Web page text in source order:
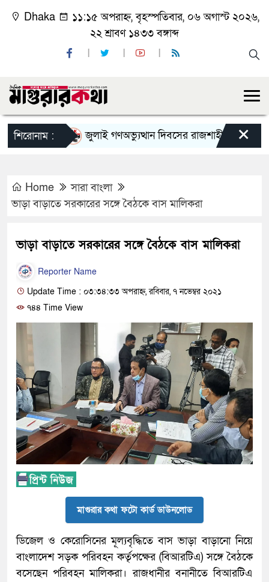
Dhaka
১১:১৫ অপরাহ্ন, বৃহস্পতিবার, ০৬ অগাস্ট ২০২৬,
২২ শ্রাবণ ১৪৩৩ বঙ্গাব্দ
শিরোনাম : জুলাই গণঅভ্যুত্থান দিবসের রাজশাহী মহানগর×
Home
সারা বাংলা
ভাড়া বাড়াতে সরকারের সঙ্গে বৈঠকে বাস মালিকরা
ভাড়া বাড়াতে সরকারের সঙ্গে বৈঠকে বাস মালিকরা
Reporter Name
Update Time : ০৩:৩৪:৩৩ অপরাহ্ন, রবিবার, ৭ নভেম্বর ২০২১
৭৪৪ Time View
মাগুরার কথা ফটো কার্ড ডাউনলোড
ডিজেল ও কেরোসিনের মূল্যবৃদ্ধিতে বাস ভাড়া বাড়ানো নিয়ে
বাংলাদেশ সড়ক পরিবহন কর্তৃপক্ষের (বিআরটিএ) সঙ্গে বৈঠকে
বসেছেন পরিবহন মালিকরা। রাজধানীর বনানীতে বিআরটিএ